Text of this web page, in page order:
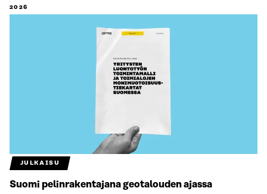
2026
JULKAISU
Suomi pelinrakentajana geotalouden ajassa